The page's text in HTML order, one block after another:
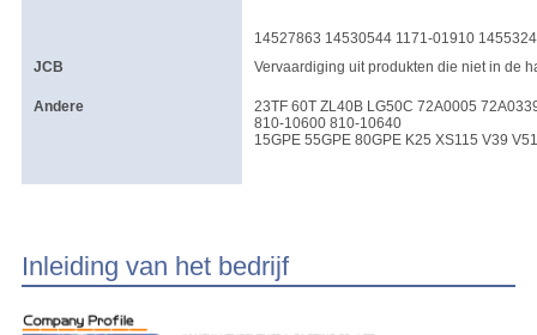
14527863 14530544 1171-01910
JCB
Vervaardiging uit produkten die niet in de
Andere
23TF 60T ZL40B LG50C 72A0005
810-10600 810-10640
15GPE 55GPE 80GPE K25 XS115 V39
Inleiding van het bedrijf